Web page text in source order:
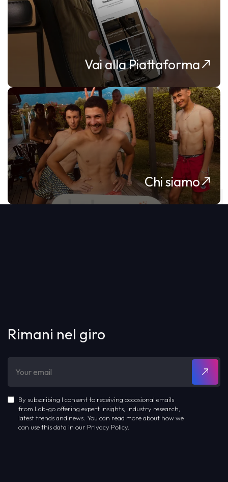
Vai alla Piattaformanorth_east
Chi siamonorth_east
Rimani nel giro
By subscribing I consent to receiving occasional emails
from Lab-go offering expert insights, industry research,
latest trends and news. You can read more about how we
can use this data in our Privacy Policy.